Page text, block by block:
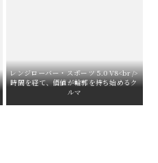
レンジローバー・スポーツ 5.0 V8<br />
時間を経て、価値が輪郭を持ち始めるク
ルマ